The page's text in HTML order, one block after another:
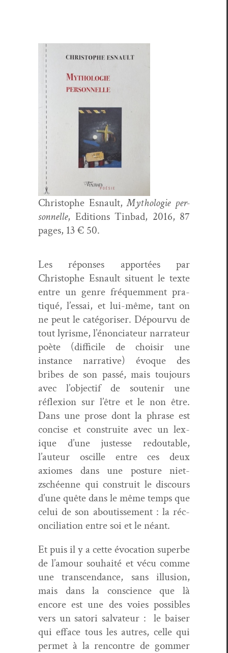
Christophe Esnault,Mytholo­gie per­
son­nelle, Edi­tions Tin­bad, 2016, 87
pages, 13 € 50.
Les répons­es apportées par
Christophe Esnault situent le texte
entre un genre fréquem­ment pra­
tiqué, l’es­sai, et lui-même, tant on
ne peut le caté­goris­er. Dépourvu de
tout lyrisme, l’énonciateur nar­ra­teur
poète (dif­fi­cile de choisir une
instance nar­ra­tive) évoque des
bribes de son passé, mais tou­jours
avec l’objectif de soutenir une
réflex­ion sur l’être et le non être.
Dans une prose dont la phrase est
con­cise et con­stru­ite avec un lex­
ique d’une justesse red­outable,
l’auteur oscille entre ces deux
axiomes dans une pos­ture niet­
zschéenne qui con­stru­it le dis­cours
d’une quête dans le même temps que
celui de son aboutisse­ment : la réc­
on­cil­i­a­tion entre soi et le néant.
Et puis il y a cette évo­ca­tion superbe
de l’amour souhaité et vécu comme
une tran­scen­dance, sans illu­sion,
mais dans la con­science que là
encore est une des voies pos­si­bles
vers un satori sal­va­teur : le bais­er
qui efface tous les autres, celle qui
per­met à la ren­con­tre de gom­mer